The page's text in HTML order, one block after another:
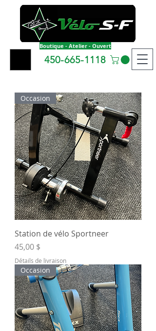
Boutique - Atelier - Ouvert
450-665-1118
Occasion
Station de vélo Sportneer
Prix
45,00 $
Détails de livraison
Occasion